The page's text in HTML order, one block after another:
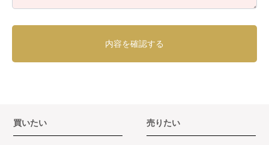
買いたい 売りたい